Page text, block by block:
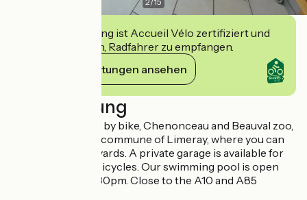
Diese Einrichtung ist Accueil Vélo zertifiziert und
verpflichtet sich, Radfahrer zu empfangen.
Ihre Verpflichtungen ansehen
Beschreibung
Close to the Loire by bike, Chenonceau and Beauval zoo,
it is located in the commune of Limeray, where you can
discover the vineyards. A private garage is available for
your vehicle and bicycles. Our swimming pool is open
from 5.30pm to 7.30pm. Close to the A10 and A85